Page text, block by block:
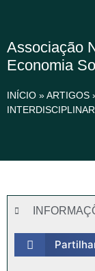
Associação
Economia
INÍCIO »ARTIGOS